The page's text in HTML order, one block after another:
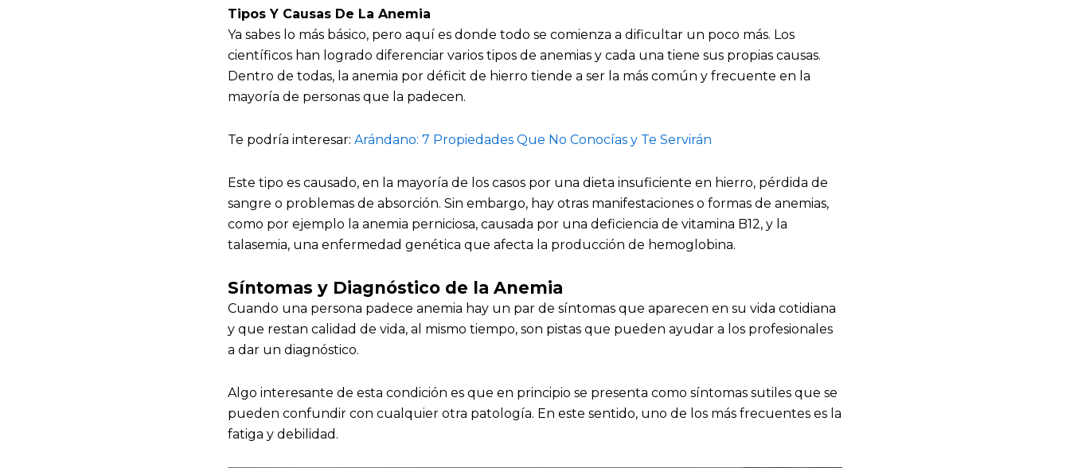
Tipos Y Causas De La Anemia
Ya sabes lo más básico, pero aquí es donde todo se comienza a dificultar un poco más. Los
científicos han logrado diferenciar varios tipos de anemias y cada una tiene sus propias causas.
Dentro de todas, la anemia por déficit de hierro tiende a ser la más común y frecuente en la
mayoría de personas que la padecen.
Te podría interesar: Arándano: 7 Propiedades Que No Conocías y Te Servirán
Este tipo es causado, en la mayoría de los casos por una dieta insuficiente en hierro, pérdida de
sangre o problemas de absorción. Sin embargo, hay otras manifestaciones o formas de anemias,
como por ejemplo la anemia perniciosa, causada por una deficiencia de vitamina B12, y la
talasemia, una enfermedad genética que afecta la producción de hemoglobina.
Síntomas y Diagnóstico de la Anemia
Cuando una persona padece anemia hay un par de síntomas que aparecen en su vida cotidiana
y que restan calidad de vida, al mismo tiempo, son pistas que pueden ayudar a los profesionales
a dar un diagnóstico.
Algo interesante de esta condición es que en principio se presenta como síntomas sutiles que se
pueden confundir con cualquier otra patología. En este sentido, uno de los más frecuentes es la
fatiga y debilidad.